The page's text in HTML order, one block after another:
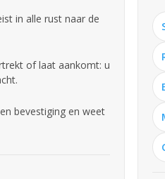
in alle rust naar de
of laat aankomt: u
bevestiging en weet